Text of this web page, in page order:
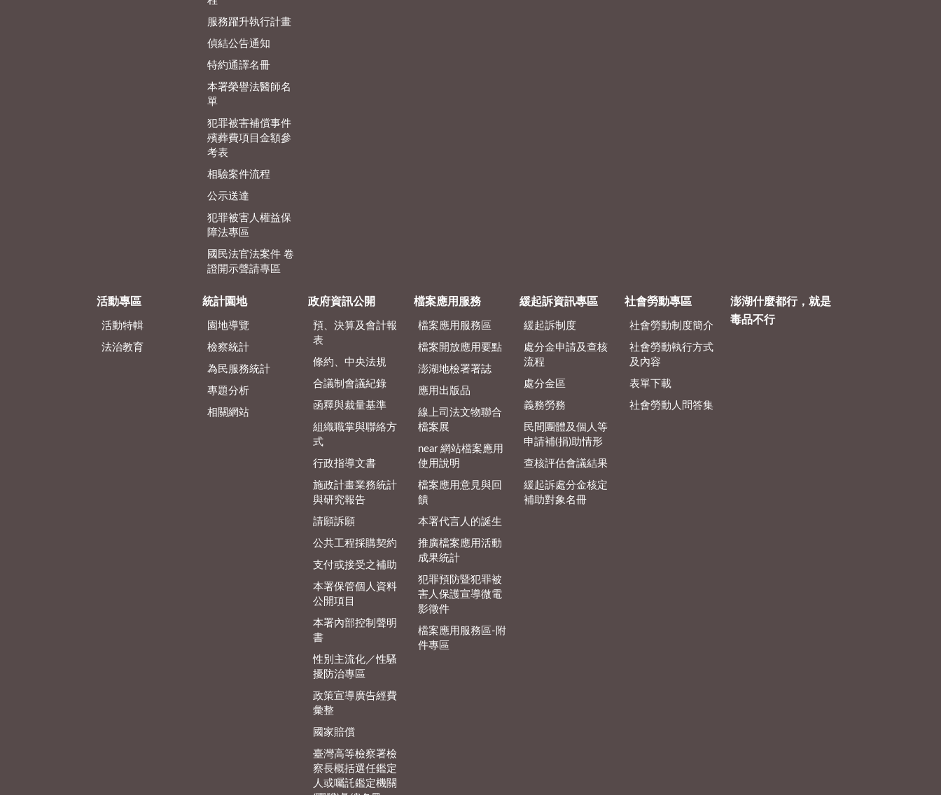
服務躍升執行計畫
偵結公告通知
特約通譯名冊
本署榮譽法醫師名
單
犯罪被害補償事件
殯葬費項目金額參
考表
相驗案件流程
公示送達
犯罪被害人權益保
障法專區
國民法官法案件 卷
證開示聲請專區
活動專區
活動特輯
法治教育
統計園地
園地導覽
檢察統計
為民服務統計
專題分析
相關網站
政府資訊公開
預、決算及會計報
表
條約、中央法規
合議制會議紀錄
函釋與裁量基準
組織職掌與聯絡方
式
行政指導文書
施政計畫業務統計
與研究報告
請願訴願
公共工程採購契約
支付或接受之補助
本署保管個人資料
公開項目
本署內部控制聲明
書
性別主流化／性騷
擾防治專區
政策宣導廣告經費
彙整
國家賠償
臺灣高等檢察署檢
察長概括選任鑑定
人或囑託鑑定機關
檔案應用服務
檔案應用服務區
檔案開放應用要點
澎湖地檢署署誌
應用出版品
線上司法文物聯合
檔案展
near 網站檔案應用
使用說明
檔案應用意見與回
饋
本署代言人的誕生
推廣檔案應用活動
成果統計
犯罪預防暨犯罪被
害人保護宣導微電
影徵件
檔案應用服務區-附
件專區
緩起訴資訊專區
緩起訴制度
處分金申請及查核
流程
處分金區
義務勞務
民間團體及個人等
申請補(捐)助情形
查核評估會議結果
緩起訴處分金核定
補助對象名冊
社會勞動專區
社會勞動制度簡介
社會勞動執行方式
及內容
表單下載
社會勞動人問答集
澎湖什麼都行，就是
毒品不行